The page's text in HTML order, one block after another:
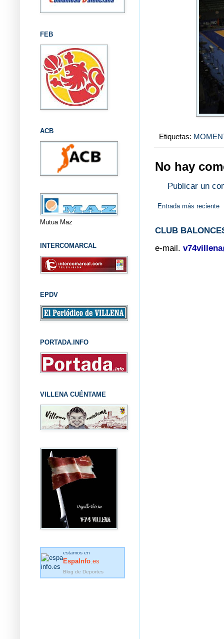
Etiquetas:
No hay
Publicar un
Entrada más reciente
CLUB
e-mail.
FEB
ACB
Mutua Maz
INTERCOMARCAL
EPDV
PORTADA.INFO
VILLENA CUÉNTAME
estamos en
EspaInfo .es
Blog de Deportes